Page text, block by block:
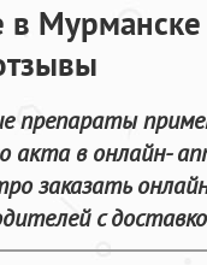
Мурманске
акта в онлайн-
заказать
с